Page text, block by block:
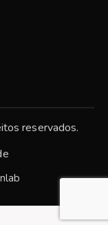
reservados.